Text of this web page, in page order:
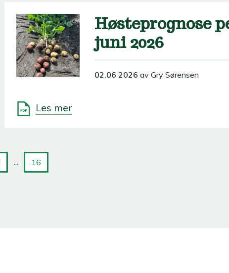
Høsteprognose
juni 2026
02.06 2026 av Gry Sørensen
Les mer
... 16